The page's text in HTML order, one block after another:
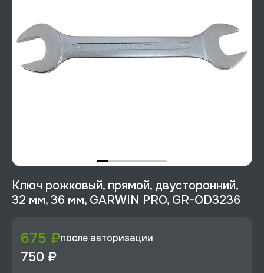
Ключ рожковый, прямой, двусторонний,
32 мм, 36 мм, GARWIN PRO, GR-OD3236
675 ₽после авторизации
750 ₽